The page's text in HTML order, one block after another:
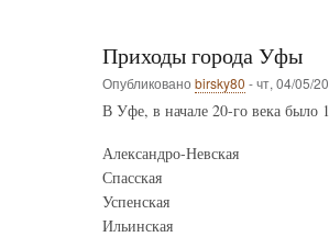
Приходы города Уфы
Опубликовано birsky80 -чт, 04/05/
В Уфе, в начале 20-го века было
Александро-Невская
Спасская
Успенская
Ильинская